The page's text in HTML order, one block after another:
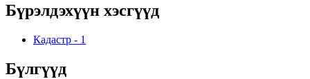
Бүрэлдэхүүн хэсгүүд
Кадастр - 1
Бүлгүүд